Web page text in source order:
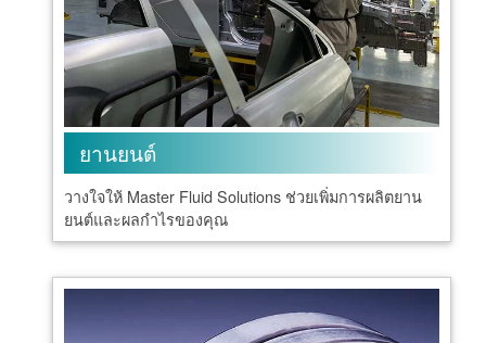
ยานยนต์
วางใจให้ Master Fluid Solutions ช่วยเพิ่มการผลิตยาน
ยนต์และผลกำไรของคุณ